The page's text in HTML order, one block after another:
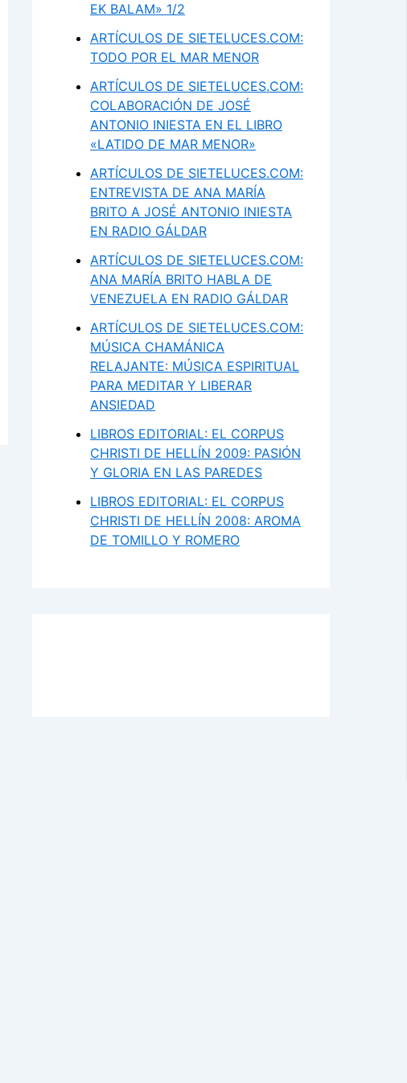
EK BALAM» 1/2
ARTÍCULOS DE SIETELUCES.COM:
TODO POR EL MAR MENOR
ARTÍCULOS DE SIETELUCES.COM:
COLABORACIÓN DE JOSÉ
ANTONIO INIESTA EN EL LIBRO
«LATIDO DE MAR MENOR»
ARTÍCULOS DE SIETELUCES.COM:
ENTREVISTA DE ANA MARÍA
BRITO A JOSÉ ANTONIO INIESTA
EN RADIO GÁLDAR
ARTÍCULOS DE SIETELUCES.COM:
ANA MARÍA BRITO HABLA DE
VENEZUELA EN RADIO GÁLDAR
ARTÍCULOS DE SIETELUCES.COM:
MÚSICA CHAMÁNICA
RELAJANTE: MÚSICA ESPIRITUAL
PARA MEDITAR Y LIBERAR
ANSIEDAD
LIBROS EDITORIAL: EL CORPUS
CHRISTI DE HELLÍN 2009: PASIÓN
Y GLORIA EN LAS PAREDES
LIBROS EDITORIAL: EL CORPUS
CHRISTI DE HELLÍN 2008: AROMA
DE TOMILLO Y ROMERO